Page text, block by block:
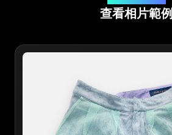
查看相片範例